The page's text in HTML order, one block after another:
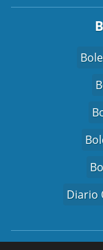
Diario